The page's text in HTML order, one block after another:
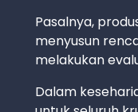
Pasalnya,
menyusun
melakukan
Dalam